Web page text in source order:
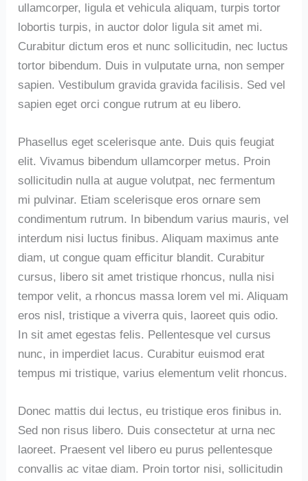
ullamcorper, ligula et vehicula aliquam, turpis tortor
lobortis turpis, in auctor dolor ligula sit amet mi.
Curabitur dictum eros et nunc sollicitudin, nec luctus
tortor bibendum. Duis in vulputate urna, non semper
sapien. Vestibulum gravida gravida facilisis. Sed vel
sapien eget orci congue rutrum at eu libero.
Phasellus eget scelerisque ante. Duis quis feugiat
elit. Vivamus bibendum ullamcorper metus. Proin
sollicitudin nulla at augue volutpat, nec fermentum
mi pulvinar. Etiam scelerisque eros ornare sem
condimentum rutrum. In bibendum varius mauris, vel
interdum nisi luctus finibus. Aliquam maximus ante
diam, ut congue quam efficitur blandit. Curabitur
cursus, libero sit amet tristique rhoncus, nulla nisi
tempor velit, a rhoncus massa lorem vel mi. Aliquam
eros nisl, tristique a viverra quis, laoreet quis odio.
In sit amet egestas felis. Pellentesque vel cursus
nunc, in imperdiet lacus. Curabitur euismod erat
tempus mi tristique, varius elementum velit rhoncus.
Donec mattis dui lectus, eu tristique eros finibus in.
Sed non risus libero. Duis consectetur at urna nec
laoreet. Praesent vel libero eu purus pellentesque
convallis ac vitae diam. Proin tortor nisi, sollicitudin